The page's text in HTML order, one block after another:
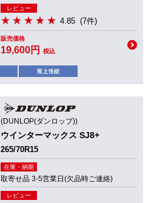
レビュー
4.85 (7件)
販売価格
19,600円 税込
(DUNLOP(ダンロップ))
ウインターマックス SJ8+
265/70R15
在庫・納期
取寄せ品 3-5営業日(欠品時ご連絡)
レビュー